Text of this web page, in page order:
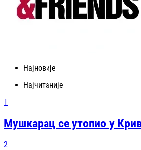
Најновије
Најчитаније
1
Мушкарац се утопио у
2